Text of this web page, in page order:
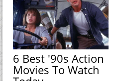
6 Best '90s Action
Movies To Watch